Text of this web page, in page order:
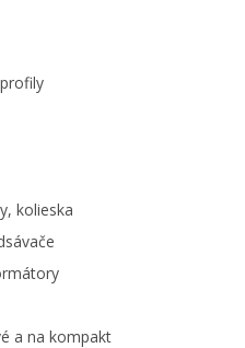
kolieska
a na kompakt